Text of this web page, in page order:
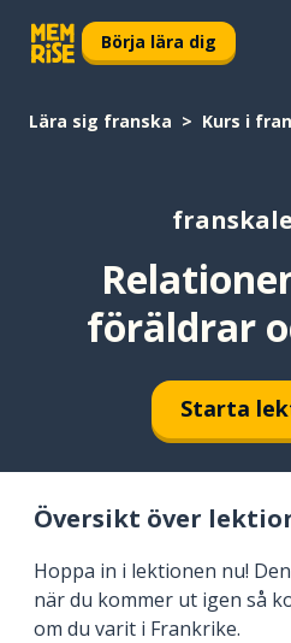
Börja lära dig
Lära sig franska Kurs i
föräldrar
Starta
Översikt över
Hoppa in i lektionen nu!
när du kommer ut igen så
om du varit i Frankrike.